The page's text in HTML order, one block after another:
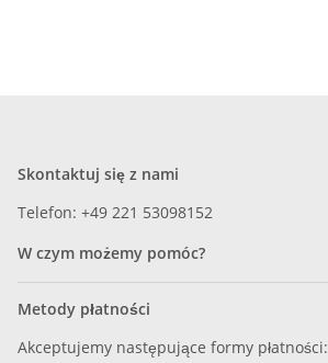
Skontaktuj się z nami
Telefon: +49 221 53098152
W czym możemy pomóc?
Metody płatności
Akceptujemy następujące formy płatności: